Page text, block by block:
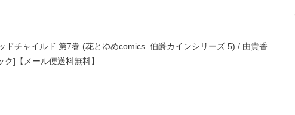
ドチャイルド 第7巻 (花とゆめcomics. 伯爵カインシリーズ 5) / 由貴香
]【メール便送料無料】